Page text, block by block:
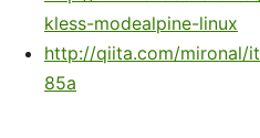
kless-modealpine-linux
http://qiita.com/mironal/
85a